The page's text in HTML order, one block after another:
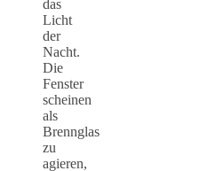
das
Licht
der
Nacht.
Die
Fenster
scheinen
als
Brennglas
zu
agieren,